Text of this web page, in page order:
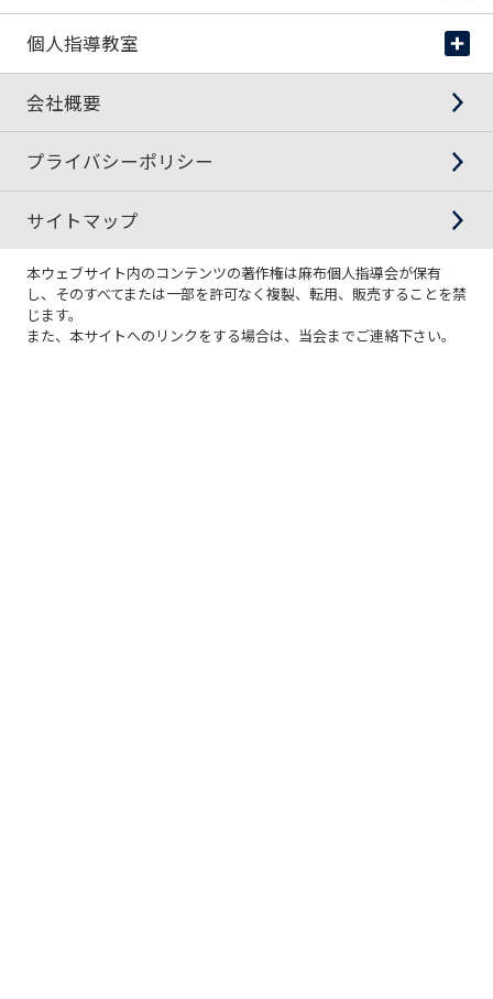
あれこれデータ
新着情報
掲載記事
個人指導教室
個人指導教室
大学受験・私立小中高生の指導
会社概要
プライバシーポリシー
サイトマップ
本ウェブサイト内のコンテンツの著作権は麻布個人指導会が保有
し、そのすべてまたは一部を許可なく複製、転用、販売することを禁
じます。
また、本サイトへのリンクをする場合は、当会までご連絡下さい。